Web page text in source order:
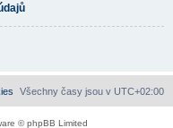
Všechny časy jsou v UTC+02:00
© phpBB Limited